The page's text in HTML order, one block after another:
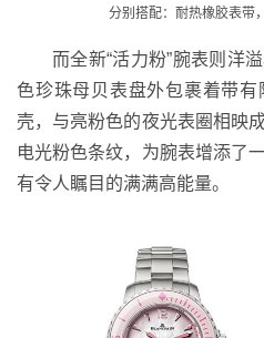
分别搭配：耐热橡胶表带
而全新“活力粉”腕表则洋
色珍珠母贝表盘外包裹着带
壳，与亮粉色的夜光表圈相映
电光粉色条纹，为腕表增添了
有令人瞩目的满满高能量。